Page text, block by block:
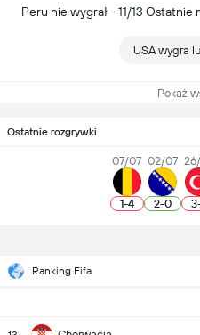
Ostatnie rozgrywki
07/07
1-4
02/07
2-0 3
Ranking Fifa
Peru nie wygrał - 11/13 Ostatnie
USA wygra
Pokaż